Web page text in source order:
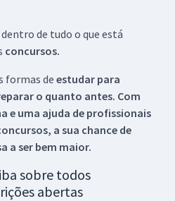
de tudo o que está
concursos.
formas de estudar para
o quanto antes. Com
e uma ajuda de profissionais
a sua chance de
a ser bem maior.
sobre todos
abertas